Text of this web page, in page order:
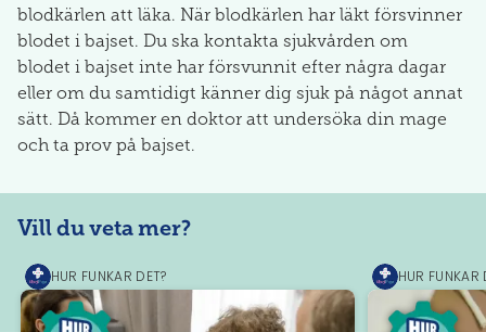
blodkärlen att läka. När blodkärlen har läkt försvinner
blodet i bajset. Du ska kontakta sjukvården om
blodet i bajset inte har försvunnit efter några dagar
eller om du samtidigt känner dig sjuk på något annat
sätt. Då kommer en doktor att undersöka din mage
och ta prov på bajset.
Vill du veta mer?
MediPrep
HUR FUNKAR DET? MediPrep
HUR FUNKAR